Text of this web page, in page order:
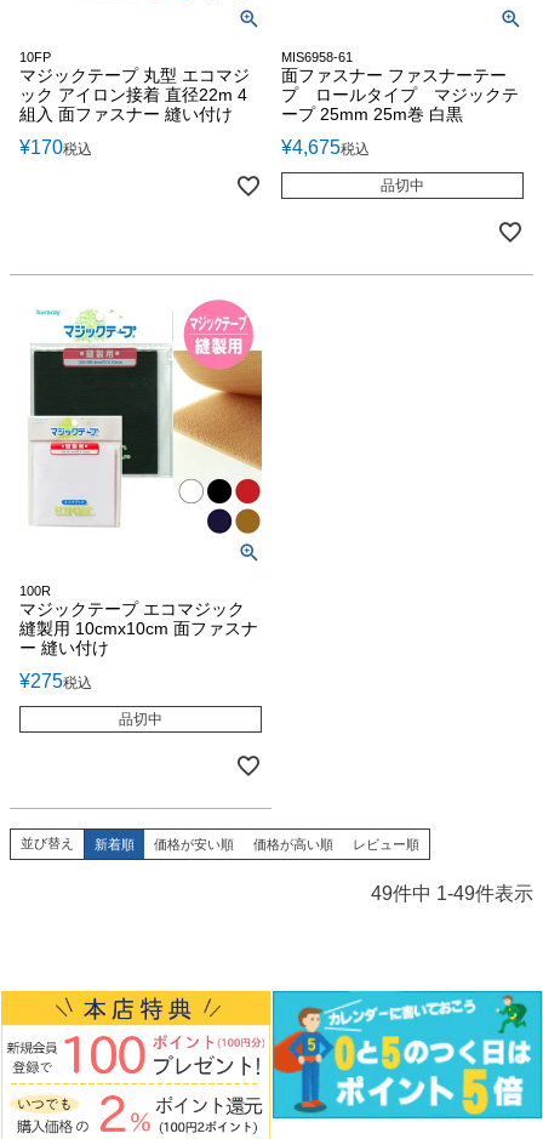
10FP
マジックテープ 丸型 エコマジ
ック アイロン接着 直径22m 4
組入 面ファスナー 縫い付け
¥170税込
MIS6958-61
面ファスナー ファスナーテー
プ ロールタイプ マジックテ
ープ 25mm 25m巻 白黒
¥4,675税込
品切中
100R
マジックテープ エコマジック
縫製用 10cmx10cm 面ファスナ
ー 縫い付け
¥275税込
品切中
並び替え 新着順 価格が安い順 価格が高い順 レビュー順
49件中 1-49件表示